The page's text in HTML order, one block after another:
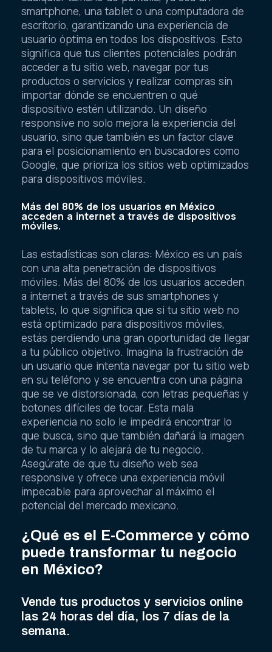
smartphone, una tablet o una computadora de
escritorio, garantizando una experiencia de
usuario óptima en todos los dispositivos. Esto
significa que tus clientes potenciales podrán
acceder a tu sitio web, navegar por tus
productos o servicios y realizar compras sin
importar dónde se encuentren o qué
dispositivo estén utilizando. Un diseño
responsive no solo mejora la experiencia del
usuario, sino que también es un factor clave
para el posicionamiento en buscadores como
Google, que prioriza los sitios web optimizados
para dispositivos móviles.
Más del 80% de los usuarios en México
acceden a internet a través de dispositivos
móviles.
Las estadísticas son claras: México es un país
con una alta penetración de dispositivos
móviles. Más del 80% de los usuarios acceden
a internet a través de sus smartphones y
tablets, lo que significa que si tu sitio web no
está optimizado para dispositivos móviles,
estás perdiendo una gran oportunidad de llegar
a tu público objetivo. Imagina la frustración de
un usuario que intenta navegar por tu sitio web
en su teléfono y se encuentra con una página
que se ve distorsionada, con letras pequeñas y
botones difíciles de tocar. Esta mala
experiencia no solo le impedirá encontrar lo
que busca, sino que también dañará la imagen
de tu marca y lo alejará de tu negocio.
Asegúrate de que tu diseño web sea
responsive y ofrece una experiencia móvil
impecable para aprovechar al máximo el
potencial del mercado mexicano.
¿Qué es el E-Commerce y cómo
puede transformar tu negocio
en México?
Vende tus productos y servicios online
las 24 horas del día, los 7 días de la
semana.